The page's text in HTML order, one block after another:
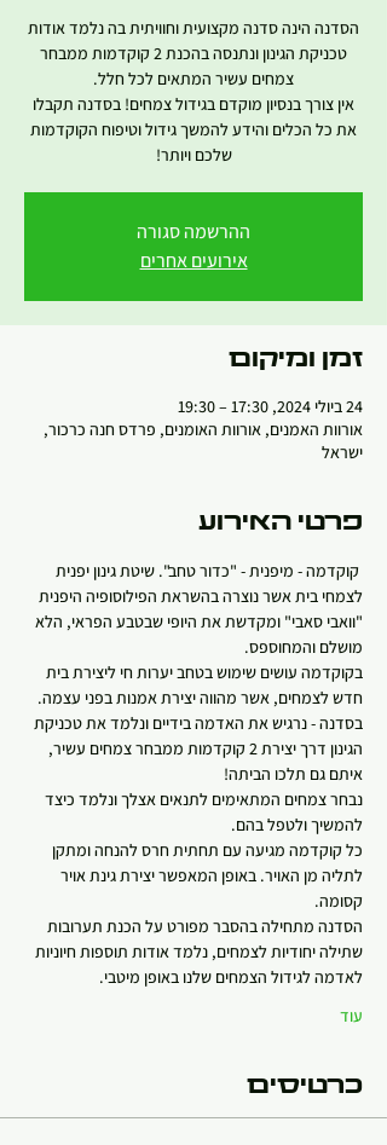
הסדנה הינה סדנה מקצועית וחוויתית בה נלמד אודות
טכניקת הגינון ונתנסה בהכנת 2 קוקדמות ממבחר
אין צורך בנסיון מוקדם בגידול צמחים! בסדנה תקבלו
את כל הכלים והידע להמשך גידול וטיפוח הקוקדמות
שלכם ויותר!
ההרשמה סגורה
אירועים אחרים
זמן ומיקום
24 ביולי 2024, 17:30 – 19:30
אורוות האמנים, אורוות האומנים, פרדס חנה כרכור,
ישראל
פרטי האירוע
קוקדמה - מיפנית - "כדור טחב". שיטת גינון יפנית
לצמחי בית אשר נוצרה בהשראת הפילוסופיה היפנית
"וואבי סאבי" ומקדשת את היופי שבטבע הפראי, הלא
מושלם והמחוספס.
בקוקדמה עושים שימוש בטחב יערות חי ליצירת בית
חדש לצמחים, אשר מהווה יצירת אמנות בפני עצמה.
בסדנה - נרגיש את האדמה בידיים ונלמד את טכניקת
הגינון דרך יצירת 2 קוקדמות ממבחר צמחים עשיר,
איתם גם תלכו הביתה!
נבחר צמחים המתאימים לתנאים אצלך ונלמד כיצד
להמשיך ולטפל בהם.
כל קוקדמה מגיעה עם תחתית חרס להנחה ומתקן
לתליה מן האויר. באופן המאפשר יצירת גינת אויר
קסומה.
הסדנה מתחילה בהסבר מפורט על הכנת תערובות
שתילה יחודיות לצמחים, נלמד אודות תוספות חיוניות
לאדמה לגידול הצמחים שלנו באופן מיטבי.
עוד
כרטיסים